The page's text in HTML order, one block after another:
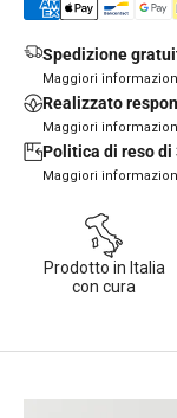
Spedizione
Maggiori
Realizzato
Maggiori
Politica di reso di
Maggiori
Prodotto in Italia
con cura